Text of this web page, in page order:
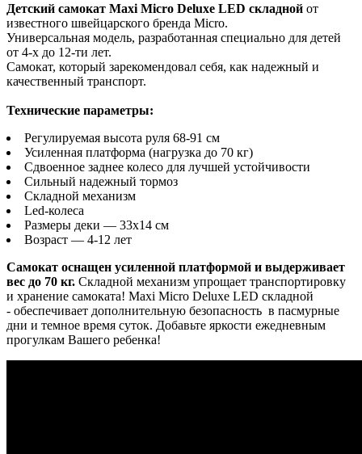
Детский самокат Maxi Micro Deluxe LED складной от
известного швейцарского бренда Micro.
Универсальная модель, разработанная специально для детей
от 4-х до 12-ти лет.
Самокат, который зарекомендовал себя, как надежный и
качественный транспорт.
Технические параметры:
Регулируемая высота руля 68-91 см
Усиленная платформа (нагрузка до 70 кг)
Сдвоенное заднее колесо для лучшей устойчивости
Сильный надежный тормоз
Складной механизм
Led-колеса
Размеры деки — 33х14 см
Возраст — 4-12 лет
Самокат оснащен усиленной платформой и выдерживает
вес до 70 кг. Складной механизм упрощает транспортировку
и хранение самоката! Maxi Micro Deluxe LED складной
- обеспечивает дополнительную безопасность в пасмурные
дни и темное время суток. Добавьте яркости ежедневным
прогулкам Вашего ребенка!